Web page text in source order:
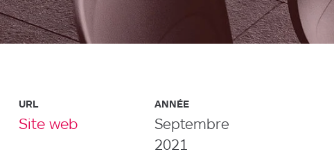
URL
Site web
ANNÉE
Septembre
2021